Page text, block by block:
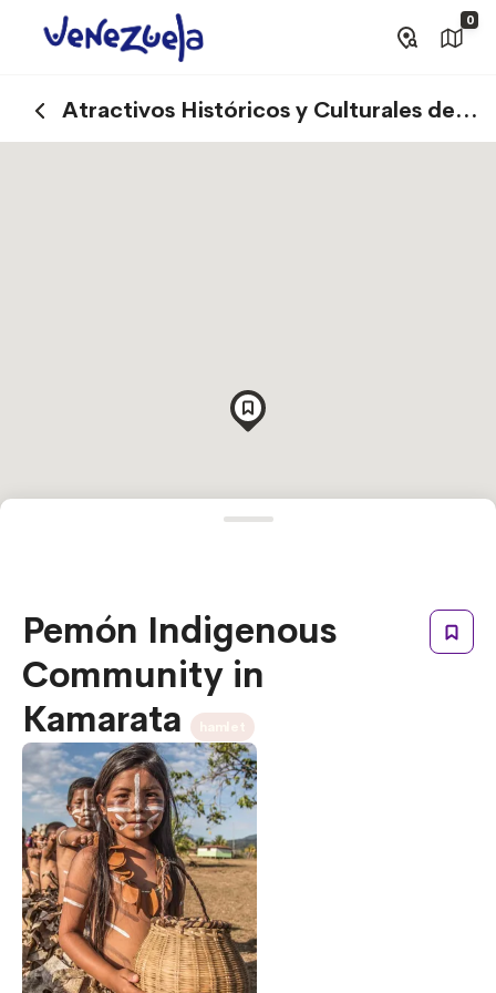
0
Atractivos Históricos y Culturales de
Canaima
Pemón Indigenous
Community in
Kamarata